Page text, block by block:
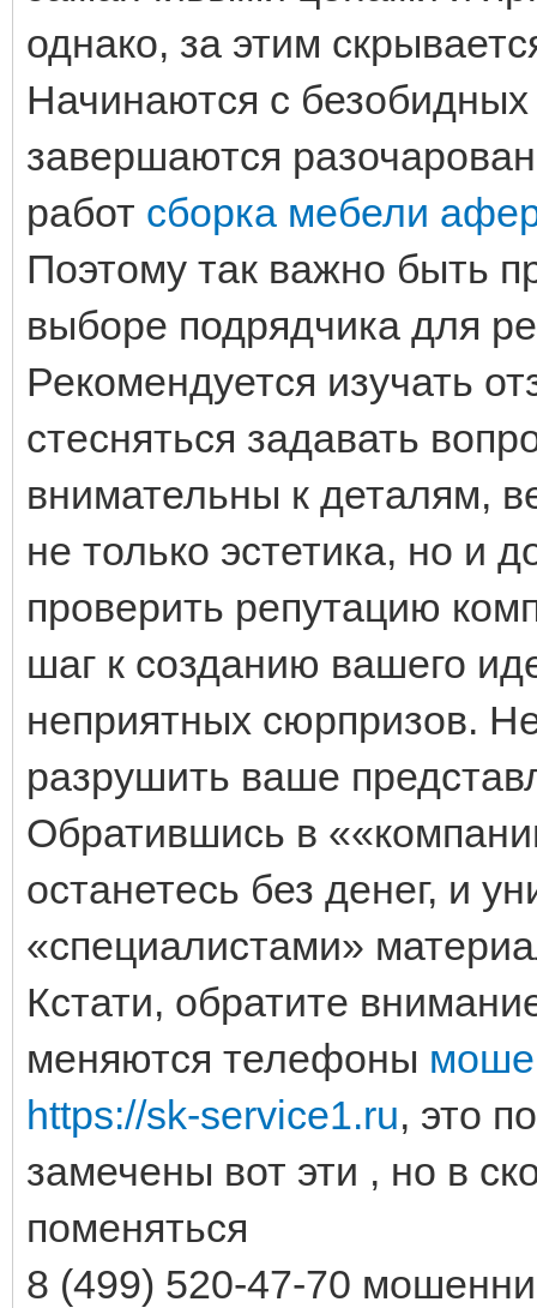
однако, за этим
Начинаются с
завершаются
работ сборка мебели
Поэтому так важно быть
выборе подрядчика для
Рекомендуется изучать
стесняться задавать
внимательны к деталям,
не только эстетика, но и
проверить репутацию
шаг к созданию вашего
неприятных сюрпризов.
разрушить ваше
Обратившись в
останетесь без денег, и
«специалистами»
Кстати, обратите
меняются телефоны
https://sk-service1.ru, это
замечены вот эти , но в
поменяться
8 (499) 520-47-70